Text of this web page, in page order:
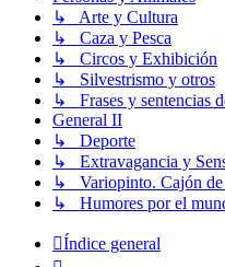
↳ Arte y Cultura
↳ Caza y Pesca
↳ Circos y Exhibición
↳ Silvestrismo y otros
↳ Frases y sentencias
General II
↳ Deporte
↳ Extravagancia y
↳ Variopinto. Cajón de
↳ Humores por el
Índice general